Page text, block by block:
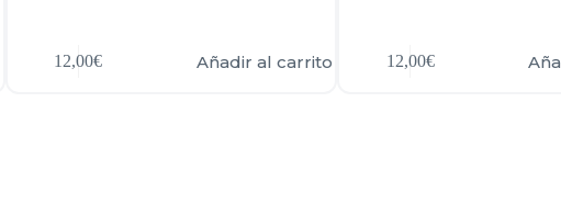
12,00€ Añadir al carrito 12,00€